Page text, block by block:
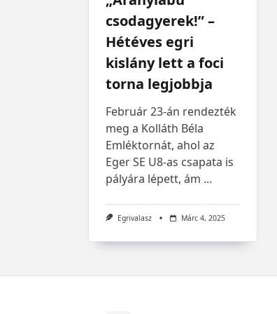
csodagyerek!” –
Hétéves egri
kislány lett a foci
torna legjobbja
Február 23-án rendezték
meg a Kolláth Béla
Emléktornát, ahol az
Eger SE U8-as csapata is
pályára lépett, ám ...
Egrivalasz Márc 4, 2025